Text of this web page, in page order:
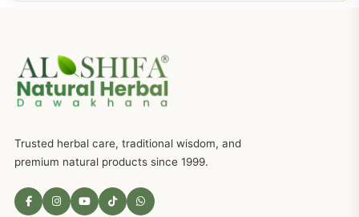
جریان، احتلام کےلئے جڑی بوٹیوں کیساتھ دیسی علاج
ذکاوت حس کے علاج کےلئے مختلف دیسی نسخہ جات
امراضِ معدہ کا علاج دیسی نسخہ جات
Trusted herbal care, traditional wisdom, and
premium natural products since 1999.